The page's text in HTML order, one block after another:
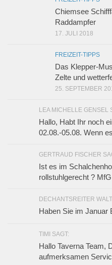
Chiemsee
Raddampfer
17. JULI 2018
FREIZEIT-TIPPS
Das Klepper-
Zelte und
25. SEPTEMBER
LEA MICHELLE GENSEL
Hallo, Habt Ihr noch
02.08.-05.08. Wenn
GERTRAUD FISCHER
Ist es im
rollstuhlgerecht ?
DECHANTSREITER
Haben Sie im Januar
TIMI SAGT:
Hallo Taverna Team,
aufmerksamen